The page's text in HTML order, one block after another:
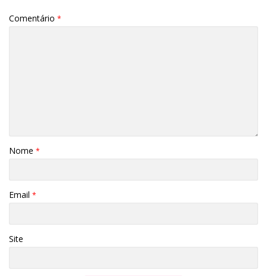
Comentário *
Nome *
Email *
Site